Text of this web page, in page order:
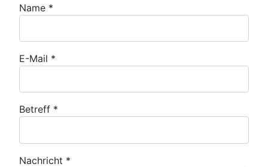
Name *
E-Mail *
Betreff *
Nachricht *